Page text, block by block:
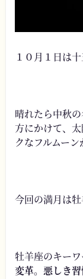
１０月１日は十
晴れたら中秋
方にかけて、
クなフルムーン
今回の満月は牡
牡羊座のキーワ
変革。悪しき習